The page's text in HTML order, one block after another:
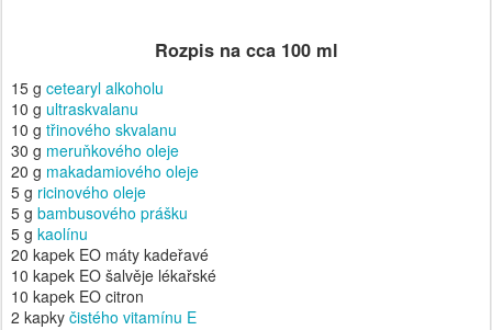
Rozpis na cca 100 ml
15 g cetearyl alkoholu
10 g ultraskvalanu
10 g třinového skvalanu
30 g meruňkového oleje
20 g makadamiového oleje
5 g ricinového oleje
5 g bambusového prášku
5 g kaolínu
20 kapek EO máty kadeřavé
10 kapek EO šalvěje lékařské
10 kapek EO citron
2 kapky čistého vitamínu E